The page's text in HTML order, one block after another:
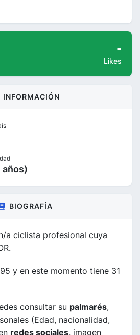
-
Likes
INFORMACIÓN
BIOGRAFÍA
a ciclista profesional cuya
y en este momento tiene 31
consultar su palmarés,
(Edad, nacionalidad,
redes sociales, imagen